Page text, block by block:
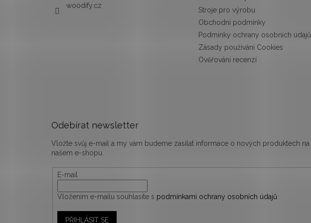
woodify.cz
Stroje pro výrobu
Obchodní podmínky
Podmínky ochrany osobních údajů
Zásady používání Cookies
Ověřování recenzí
Odebírat newsletter
Vložte svůj e-mail a my vám budeme zasílat informace o nových produktech na
našem e-shopu.
E-mail
Vložením e-mailu souhlasíte s podmínkami ochrany osobních údajů
PŘIHLÁSIT SE